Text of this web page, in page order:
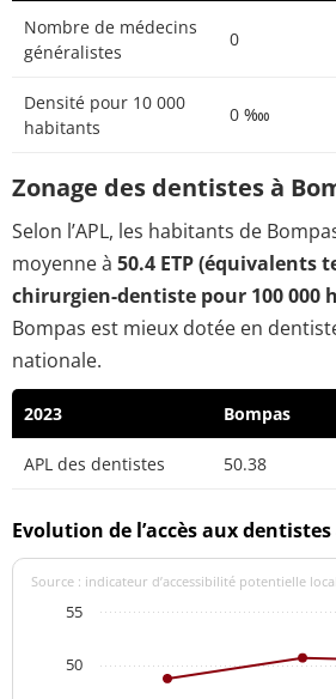
Nombre de médecins
généralistes
0
Densité pour 10 000
habitants
0 ‱
Zonage des dentistes à
Selon l’APL, les habitants de
moyenne à 50.4 ETP (équivalents
chirurgien-dentiste pour 100 000
Bompas est mieux dotée en
nationale.
2023 Bompas
APL des dentistes 50.38
Evolution de l’accès aux
Source : indicateur d’accessibilité potentielle
50
55